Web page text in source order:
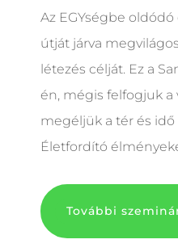
Az EGYségbe
útját járva
létezés célját. Ez a
én, mégis felfogjuk
megéljük a tér és idő
Életfordító
További